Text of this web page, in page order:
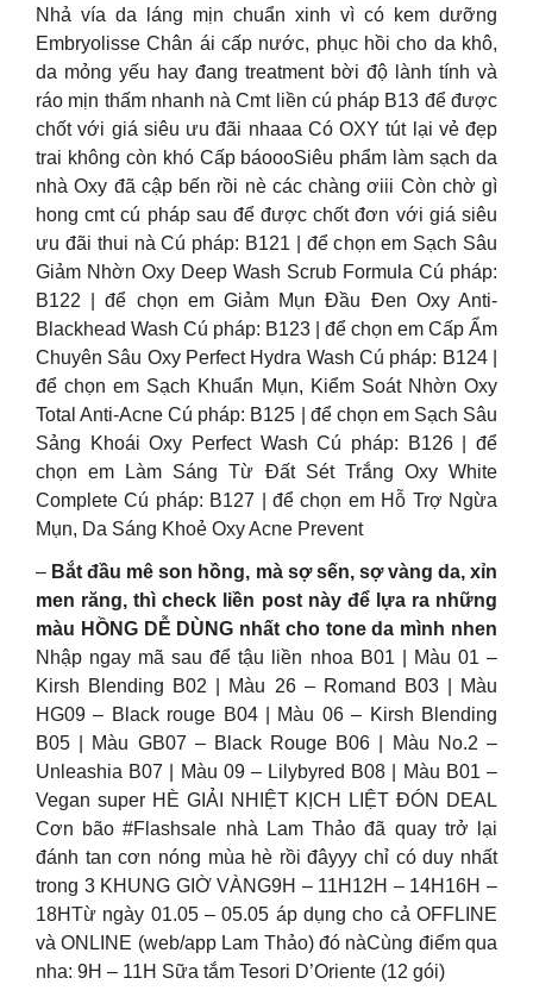
Nhả vía da láng mịn chuẩn xinh vì có kem dưỡng
Embryolisse Chân ái cấp nước, phục hồi cho da khô,
da mỏng yếu hay đang treatment bời độ lành tính và
ráo mịn thấm nhanh nà Cmt liền cú pháp B13 để được
chốt với giá siêu ưu đãi nhaaa Có OXY tút lại vẻ đẹp
trai không còn khó Cấp báoooSiêu phẩm làm sạch da
nhà Oxy đã cập bến rồi nè các chàng ơiii Còn chờ gì
hong cmt cú pháp sau để được chốt đơn với giá siêu
ưu đãi thui nà Cú pháp: B121 | để chọn em Sạch Sâu
Giảm Nhờn Oxy Deep Wash Scrub Formula Cú pháp:
B122 | để chọn em Giảm Mụn Đầu Đen Oxy Anti-
Blackhead Wash Cú pháp: B123 | để chọn em Cấp Ẩm
Chuyên Sâu Oxy Perfect Hydra Wash Cú pháp: B124 |
để chọn em Sạch Khuẩn Mụn, Kiểm Soát Nhờn Oxy
Total Anti-Acne Cú pháp: B125 | để chọn em Sạch Sâu
Sảng Khoái Oxy Perfect Wash Cú pháp: B126 | để
chọn em Làm Sáng Từ Đất Sét Trắng Oxy White
Complete Cú pháp: B127 | để chọn em Hỗ Trợ Ngừa
Mụn, Da Sáng Khoẻ Oxy Acne Prevent
– Bắt đầu mê son hồng, mà sợ sến, sợ vàng da, xỉn
men răng, thì check liền post này để lựa ra những
màu HỒNG DỄ DÙNG nhất cho tone da mình nhen
Nhập ngay mã sau để tậu liền nhoa B01 | Màu 01 –
Kirsh Blending B02 | Màu 26 – Romand B03 | Màu
HG09 – Black rouge B04 | Màu 06 – Kirsh Blending
B05 | Màu GB07 – Black Rouge B06 | Màu No.2 –
Unleashia B07 | Màu 09 – Lilybyred B08 | Màu B01 –
Vegan super HÈ GIẢI NHIỆT KỊCH LIỆT ĐÓN DEAL
Cơn bão #Flashsale nhà Lam Thảo đã quay trở lại
đánh tan cơn nóng mùa hè rồi đâyyy chỉ có duy nhất
trong 3 KHUNG GIỜ VÀNG9H – 11H12H – 14H16H –
18HTừ ngày 01.05 – 05.05 áp dụng cho cả OFFLINE
và ONLINE (web/app Lam Thảo) đó nàCùng điểm qua
nha: 9H – 11H Sữa tắm Tesori D’Oriente (12 gói)